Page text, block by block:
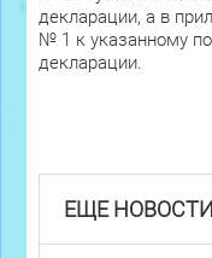
декларации, а в
№ 1 к указанному
декларации.
ЕЩЕ НОВОСТИ